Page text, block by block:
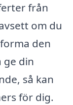
från
om du
den
ge din
så kan
för dig.